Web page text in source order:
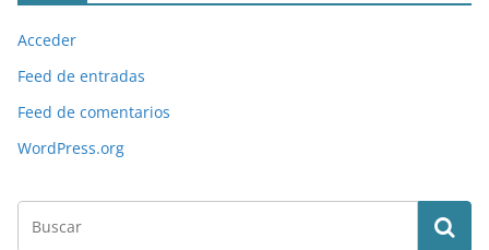
Acceder
Feed de entradas
Feed de comentarios
WordPress.org